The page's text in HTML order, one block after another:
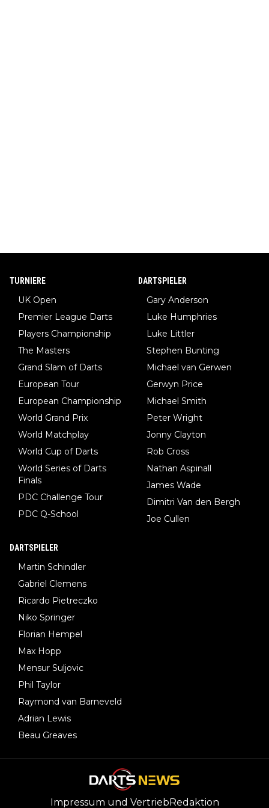
TURNIERE
UK Open
Premier League Darts
Players Championship
The Masters
Grand Slam of Darts
European Tour
European Championship
World Grand Prix
World Matchplay
World Cup of Darts
World Series of Darts
Finals
PDC Challenge Tour
PDC Q-School
DARTSPIELER
Gary Anderson
Luke Humphries
Luke Littler
Stephen Bunting
Michael van Gerwen
Gerwyn Price
Michael Smith
Peter Wright
Jonny Clayton
Rob Cross
Nathan Aspinall
James Wade
Dimitri Van den Bergh
Joe Cullen
DARTSPIELER
Martin Schindler
Gabriel Clemens
Ricardo Pietreczko
Niko Springer
Florian Hempel
Max Hopp
Mensur Suljovic
Phil Taylor
Raymond van Barneveld
Adrian Lewis
Beau Greaves
Impressum und Vertrieb Redaktion